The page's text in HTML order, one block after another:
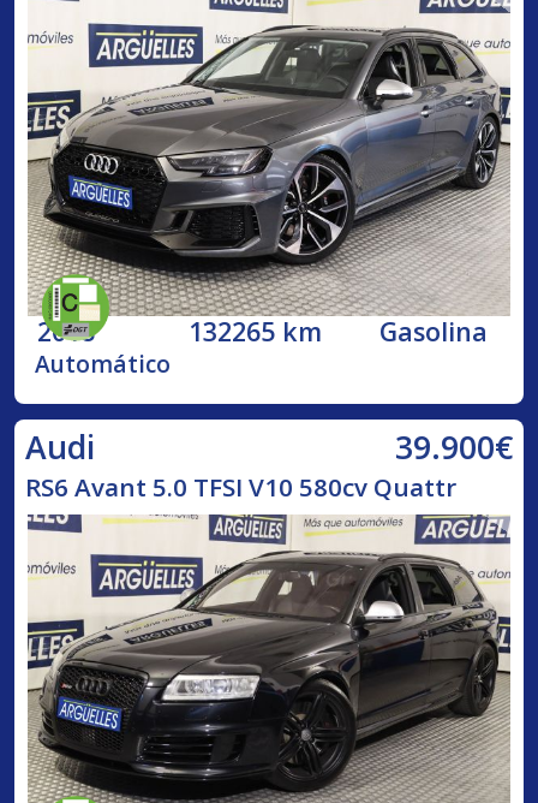
2018 132265 km Gasolina
Automático
Audi 39.900€
RS6 Avant 5.0 TFSI V10 580cv Quattr